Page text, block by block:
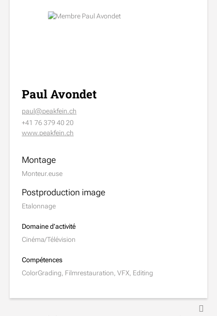
Paul Avondet
paul@peakfein.ch
+41 76 379 40 20
www.peakfein.ch
Montage
Monteur.euse
Postproduction image
Etalonnage
Domaine d’activité
Cinéma/Télévision
Compétences
ColorGrading, Filmrestauration, VFX, Editing